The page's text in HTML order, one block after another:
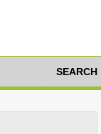
SEARCH